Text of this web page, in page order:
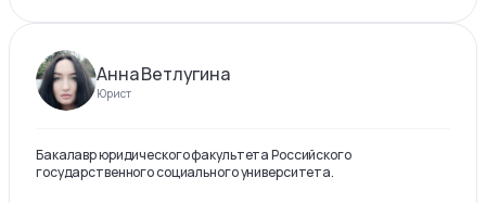
Анна Ветлугина
Юрист
Бакалавр юридического факультета Российского
государственного социального университета.